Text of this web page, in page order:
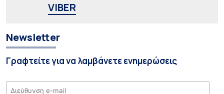
VIBER
Newsletter
Γραφτείτε για να λαμβάνετε ενημερώσεις